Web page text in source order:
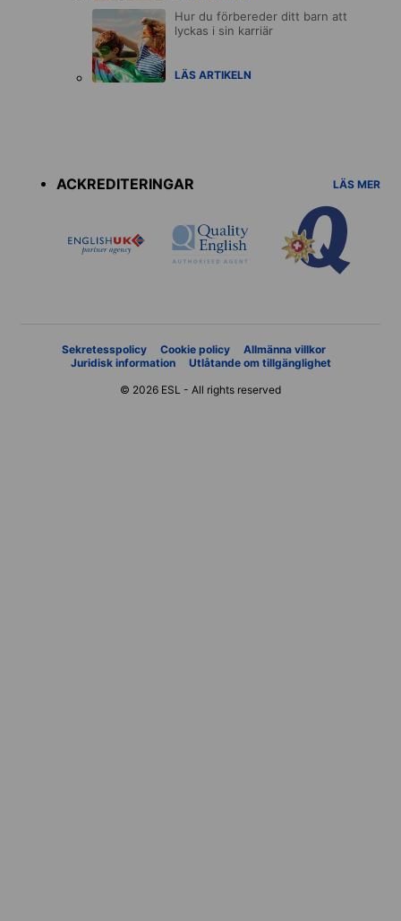
Hur du förbereder ditt barn att
lyckas i sin karriär
LÄS ARTIKELN
ACKREDITERINGAR
LÄS MER
Sekretesspolicy Cookie policy
Allmänna villkor
Juridisk information
Utlåtande om tillgänglighet
© 2026 ESL - All rights reserved